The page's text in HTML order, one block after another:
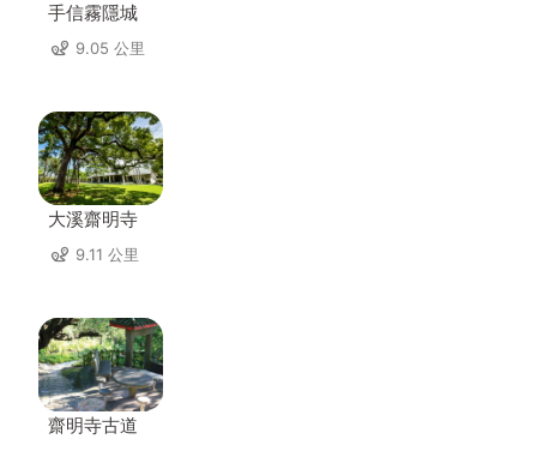
手信霧隱城
9.05 公里
大溪齋明寺
9.11 公里
齋明寺古道